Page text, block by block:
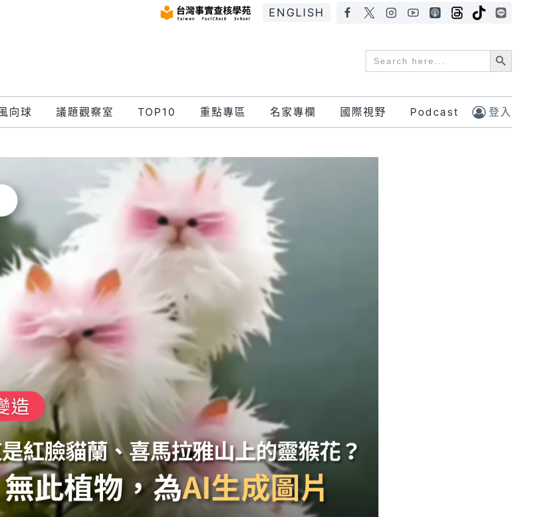
ENGLISH
Search
for:
Search Button
向球 議題觀察室 TOP10 重點專區 名家專欄 國際視野 Podcast 登入